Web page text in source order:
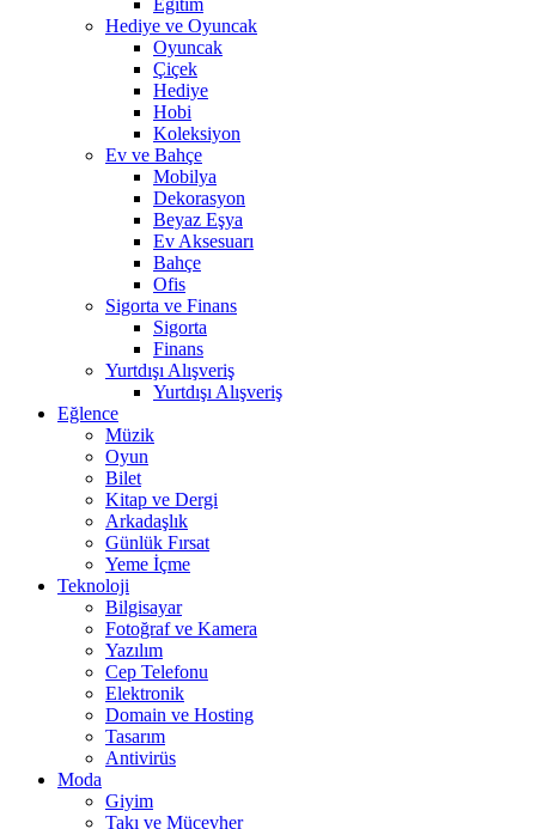
Eğitim
Hediye ve Oyuncak
Oyuncak
Çiçek
Hediye
Hobi
Koleksiyon
Ev ve Bahçe
Mobilya
Dekorasyon
Beyaz Eşya
Ev Aksesuarı
Bahçe
Ofis
Sigorta ve Finans
Sigorta
Finans
Yurtdışı Alışveriş
Yurtdışı Alışveriş
Eğlence
Müzik
Oyun
Bilet
Kitap ve Dergi
Arkadaşlık
Günlük Fırsat
Yeme İçme
Teknoloji
Bilgisayar
Fotoğraf ve Kamera
Yazılım
Cep Telefonu
Elektronik
Domain ve Hosting
Tasarım
Antivirüs
Moda
Giyim
Takı ve Mücevher